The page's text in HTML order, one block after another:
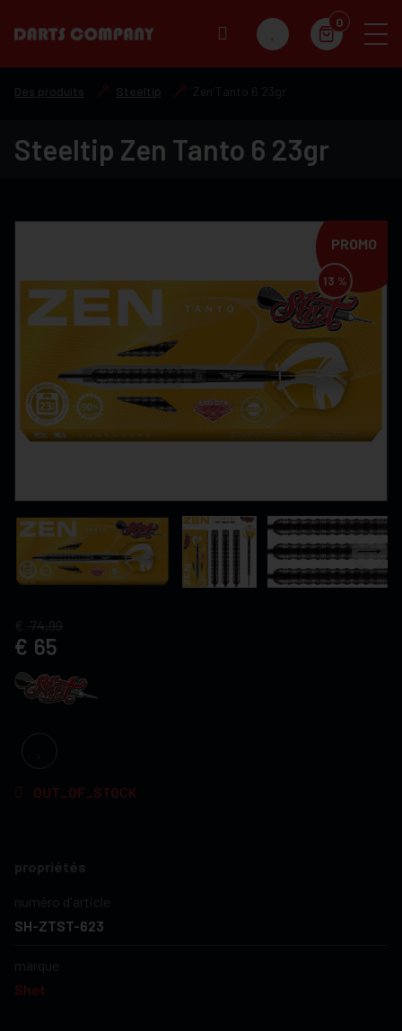
0
Des produits Steeltip Zen Tanto 6 23gr
Steeltip Zen Tanto 6 23gr
PROMO
13 %
74,99
65
OUT_OF_STOCK
propriétés
numéro d'article
SH-ZTST-623
marque
Shot